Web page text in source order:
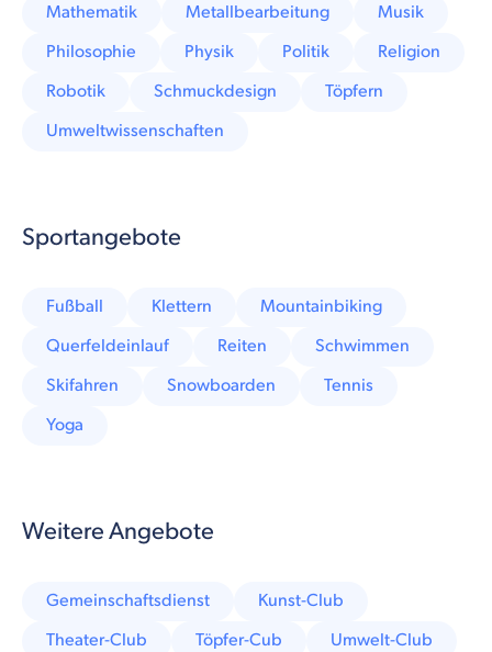
Mathematik
Metallbearbeitung
Musik
Philosophie
Physik Politik
Religion
Robotik
Schmuckdesign
Töpfern
Umweltwissenschaften
Sportangebote
Fußball Klettern
Mountainbiking
Querfeldeinlauf
Reiten
Schwimmen
Skifahren
Snowboarden
Tennis
Yoga
Weitere Angebote
Gemeinschaftsdienst
Kunst-Club
Theater-Club
Töpfer-Cub
Umwelt-Club